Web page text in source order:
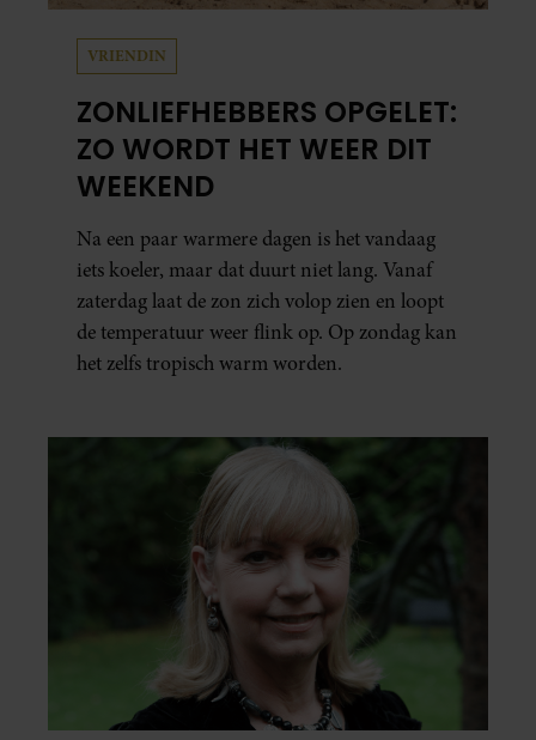
VRIENDIN
ZONLIEFHEBBERS OPGELET:
ZO WORDT HET WEER DIT
WEEKEND
Na een paar warmere dagen is het vandaag
iets koeler, maar dat duurt niet lang. Vanaf
zaterdag laat de zon zich volop zien en loopt
de temperatuur weer flink op. Op zondag kan
het zelfs tropisch warm worden.